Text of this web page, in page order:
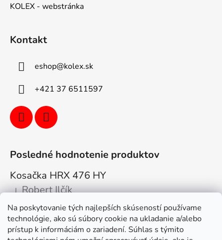
Na poskytovanie tých najlepších skúseností používame
technológie, ako sú súbory cookie na ukladanie a/alebo
prístup k informáciám o zariadení. Súhlas s týmito
KOLEX - webstránka
Kontakt
eshop@kolex.sk
+421 37 6511597
Posledné hodnotenie produktov
Kosačka HRX 476 HY
Hodnotenie produktu je 5 z 5 hviezdičiek.
| Robert Ilčík
Super. Odporúčam